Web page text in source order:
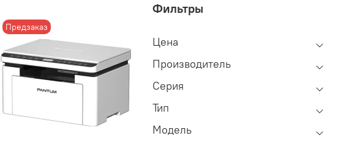
Предзаказ
Фильтры
Цена
Производитель
Серия
Тип
Модель